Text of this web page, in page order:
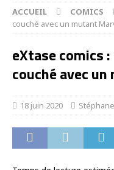
ACCUEIL COMICS
couché avec un mutant
eXtase comics
couché avec
18 juin 2020 Stéphane